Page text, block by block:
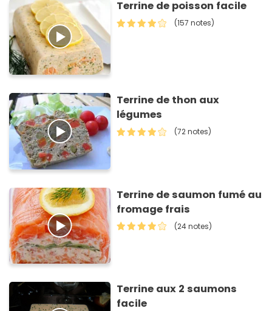
Terrine de poisson facile
(157 notes)
Terrine de thon aux
légumes
(72 notes)
Terrine de saumon fumé au
fromage frais
(24 notes)
Terrine aux 2 saumons
facile